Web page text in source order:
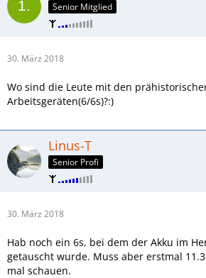
Senior Mitglied
30. März 2018
Wo sind die Leute mit den
Arbeitsgeräten(6/6s)?:)
Linus-T
Senior Profi
30. März 2018
Hab noch ein 6s, bei dem der Akku im
getauscht wurde. Muss aber erstmal
mal schauen.